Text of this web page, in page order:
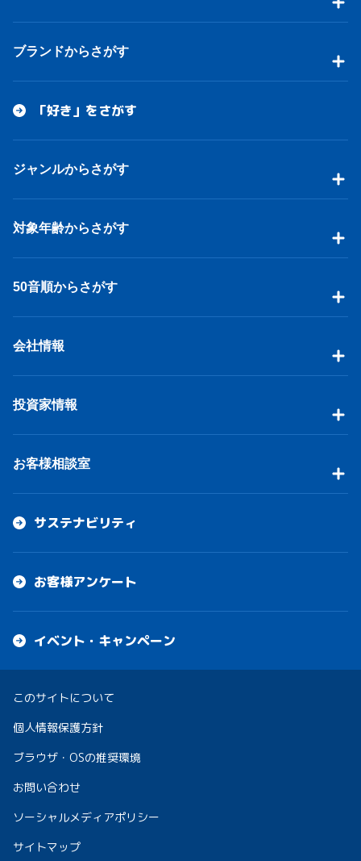
ブランドからさがす
「好き」をさがす
ジャンルからさがす
対象年齢からさがす
50音順からさがす
会社情報
投資家情報
お客様相談室
サステナビリティ
お客様アンケート
イベント・キャンペーン
このサイトについて
個人情報保護方針
ブラウザ・OSの推奨環境
お問い合わせ
ソーシャルメディアポリシー
サイトマップ